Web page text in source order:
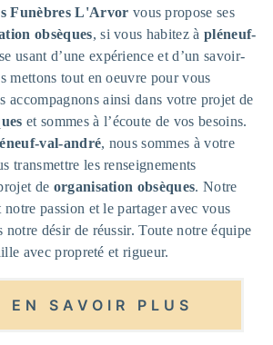
Funèbres L'Arvor vous propose ses
obsèques, si vous habitez à pléneuf-
usant d’une expérience et d’un savoir-
mettons tout en oeuvre pour vous
accompagnons ainsi dans votre projet de
et sommes à l’écoute de vos besoins.
val-andré, nous sommes à votre
transmettre les renseignements
de organisation obsèques. Notre
passion et le partager avec vous
notre désir de réussir. Toute notre équipe
avec propreté et rigueur.
EN SAVOIR PLUS